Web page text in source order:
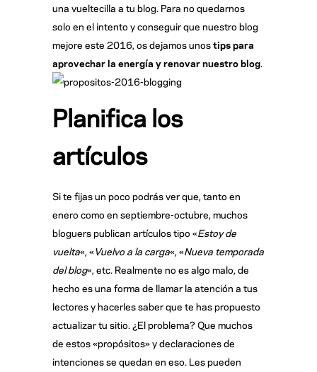
una vueltecilla a tu blog. Para no quedarnos
solo en el intento y conseguir que nuestro blog
mejore este 2016, os dejamos unostips para
aprovechar la energía y renovar nuestro blog.
Planifica los
artículos
Si te fijas un poco podrás ver que, tanto en
enero como en septiembre-octubre, muchos
bloguers publican artículos tipo «Estoy de
vuelta«, «Vuelvo a la carga«, «Nueva temporada
del blog«, etc. Realmente no es algo malo, de
hecho es una forma de llamar la atención a tus
lectores y hacerles saber que te has propuesto
actualizar tu sitio. ¿El problema? Que muchos
de estos «propósitos» y declaraciones de
intenciones se quedan en eso. Les pueden